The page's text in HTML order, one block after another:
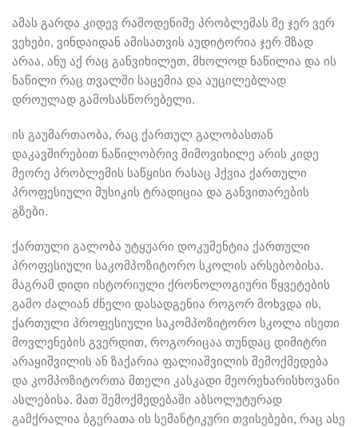
ამას გარდა კიდევ რამოდენიმე პრობლემას მე ჯერ ვერ
ვეხები, ვინდაიდან ამისათვის აუდიტორია ჯერ მზად
არაა, ანუ აქ რაც განვიხილეთ, მხოლოდ ნაწილია და ის
ნაწილი რაც თვალში საცემია და აუცილებლად
დროულად გამოსასწორებელი.
ის გაუმართაობა, რაც ქართულ გალობასთან
დაკავშირებით ნაწილობრივ მიმოვიხილე არის კიდე
მეორე პრობლემის საწყისი რასაც ჰქვია ქართული
პროფესიული მუსიკის ტრადიცია და განვითარების
გზები.
ქართული გალობა უტყუარი დოკუმენტია ქართული
პროფესიული საკომპოზიტორო სკოლის არსებობისა.
მაგრამ დიდი ისტორიული ქრონოლოგიური წყვეტების
გამო ძალიან ძნელი დასადგენია როგორ მოხვდა ის,
ქართული პროფესიული საკომპოზიტორო სკოლა ისეთი
მოვლენების გვერდით, როგორიცაა თუნდაც დიმიტრი
არაყიშვილის ან ზაქარია ფალიაშვილის შემოქმედება
და კომპოზიტორთა მთელი კასკადი მეორეხარისხოვანი
ასლებისა. მათ შემოქმედებაში აბსოლუტურად
გამქრალია ბგერათა ის სემანტიკური თვისებები, რაც ასე